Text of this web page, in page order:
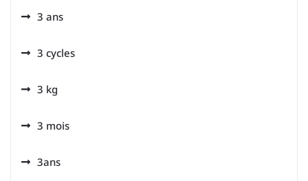
3 ans
3 cycles
3 kg
3 mois
3ans